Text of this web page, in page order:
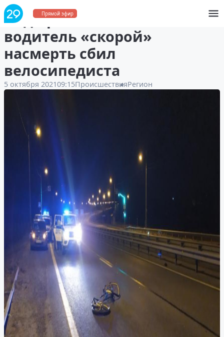
Прямой эфир
Под Архангельском
водитель «скорой»
насмерть сбил
велосипедиста
5 октября 202109:15ПроисшествияРегион